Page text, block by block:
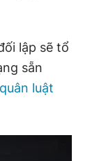
lập sẽ tổ
sẵn
luật